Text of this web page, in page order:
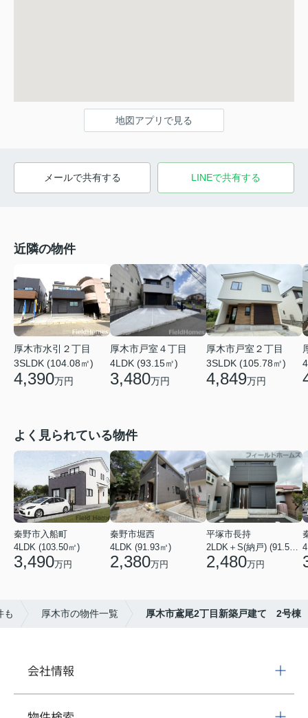
地図アプリで見る
メールで共有する LINEで共有する
近隣の物件
厚木市水引２丁目
3SLDK (104.08㎡)
4,390万円
厚木市戸室４丁目
4LDK (93.15㎡)
3,480万円
厚木市戸室２丁目
3SLDK (105.78㎡)
4,849万円
よく見られている物件
秦野市入船町
4LDK (103.50㎡)
3,490万円
秦野市堀西
4LDK (91.93㎡)
2,380万円
平塚市長持
2LDK＋S(納戸) (91.52㎡)
2,480万円
も 厚木市の物件一覧 厚木市鳶尾2丁目新築戸建て 2号棟
会社情報